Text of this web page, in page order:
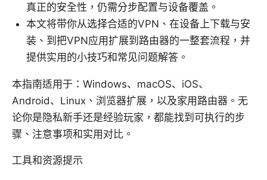
真正的安全性，仍需分步配置与设备覆盖。
本文将带你从选择合适的VPN、在设备上下载与安
装、到把VPN应用扩展到路由器的一整套流程，并
提供实用的小技巧和常见问题解答。
本指南适用于：Windows、macOS、iOS、
Android、Linux、浏览器扩展，以及家用路由器。无
论你是隐私新手还是经验玩家，都能找到可执行的步
骤、注意事项和实用对比。
工具和资源提示